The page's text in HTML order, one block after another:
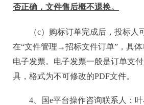
否正确，文件售后概不退换。
（c）购标订单完成后，投标人
在“文件管理→招标文件订单”，具
电子发票。电子发票一般是订单支
具，格式为不可修改的PDF文件。
4、国e平台操作咨询联系人：叶